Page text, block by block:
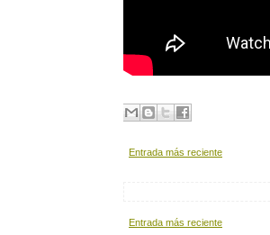
Entrada más reciente
Entrada más reciente